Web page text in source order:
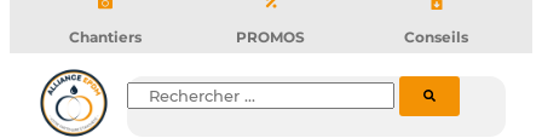
b
o
u
b d
Chantiers PROMOS Conseils
Rechercher